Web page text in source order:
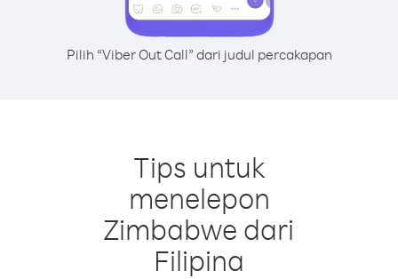
Pilih “Viber Out Call” dari judul percakapan
Tips untuk
menelepon
Zimbabwe dari
Filipina